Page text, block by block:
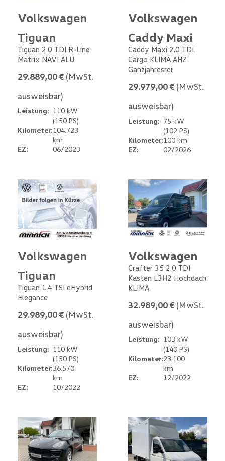
Volkswagen
Tiguan
Tiguan 2.0 TDI R-Line
Matrix NAVI ALU
29.889,00 € (MwSt.
ausweisbar)
Leistung: 110 kW
(150 PS)
Kilometer:104.723
km
EZ:
06/2023
Volkswagen
Caddy Maxi
Caddy Maxi 2.0 TDI
Cargo KLIMA AHZ
Ganzjahresrei
29.979,00 € (MwSt.
ausweisbar)
Leistung: 75 kW
(102 PS)
Kilometer:100 km
EZ:
02/2026
Volkswagen
Tiguan
Tiguan 1.4 TSI eHybrid
Elegance
29.989,00 € (MwSt.
ausweisbar)
Leistung: 110 kW
(150 PS)
Kilometer:36.570
km
EZ:
10/2022
Volkswagen
Crafter 35 2.0 TDI
Kasten L3H2 Hochdach
KLIMA
32.989,00 € (MwSt.
ausweisbar)
Leistung: 103 kW
(140 PS)
Kilometer:23.100
km
EZ:
12/2022